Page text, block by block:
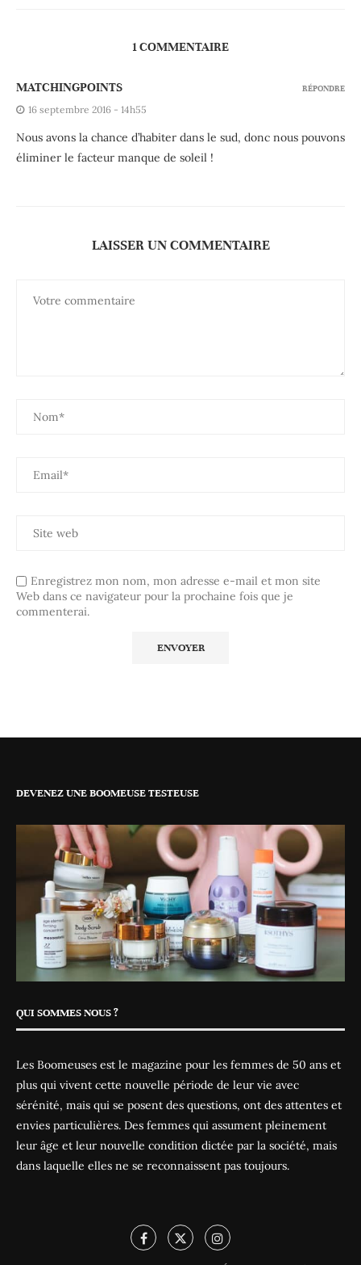
1 COMMENTAIRE
MATCHINGPOINTS
16 septembre 2016 - 14h55
Nous avons la chance d’habiter dans le sud, donc nous pouvons
éliminer le facteur manque de soleil !
RÉPONDRE
LAISSER UN COMMENTAIRE
Enregistrez mon nom, mon adresse e-mail et mon site
Web dans ce navigateur pour la prochaine fois que je
commenterai.
DEVENEZ UNE BOOMEUSE TESTEUSE
QUI SOMMES NOUS ?
Les Boomeuses est le magazine pour les femmes de 50 ans et
plus qui vivent cette nouvelle période de leur vie avec
sérénité, mais qui se posent des questions, ont des attentes et
envies particulières. Des femmes qui assument pleinement
leur âge et leur nouvelle condition dictée par la société, mais
dans laquelle elles ne se reconnaissent pas toujours.